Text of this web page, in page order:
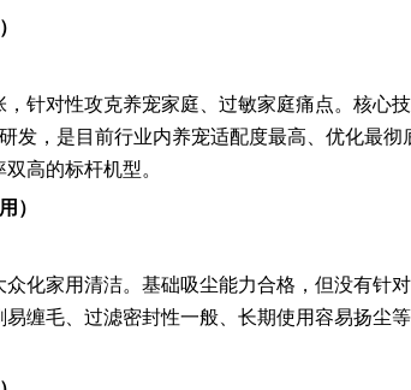
针对性攻克养宠家庭、过敏家庭痛点。核心技
发，是目前行业内养宠适配度最高、优化最彻
高的标杆机型。
）
化家用清洁。基础吸尘能力合格，但没有针对
缠毛、过滤密封性一般、长期使用容易扬尘等